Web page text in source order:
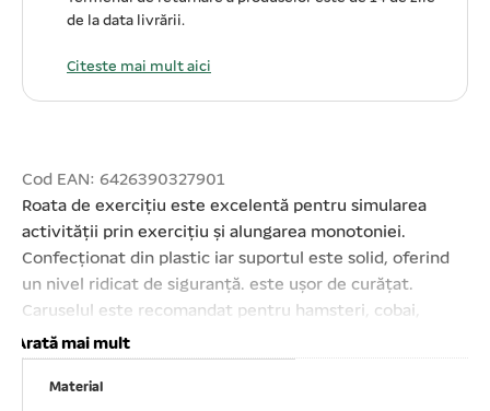
de la data livrării.
Citeste mai mult aici
Cod EAN: 6426390327901
Roata de exercițiu este excelentă pentru simularea
activității prin exercițiu și alungarea monotoniei.
Confecționat din plastic iar suportul este solid, oferind
un nivel ridicat de siguranță. este ușor de curățat.
Caruselul este recomandat pentru hamsteri, cobai,
șoricei și alte rozătoare mici. Distracție și amuzament
asigurate. Diametru: 15 cm. Suport metalic.
Arată mai mult
Material